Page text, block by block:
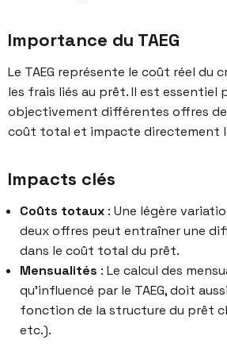
Importance du TAEG
Le TAEG représente le coût réel du
les frais liés au prêt. Il est essentiel
objectivement différentes offres de
coût total et impacte directement
Impacts clés
Coûts totaux : Une légère
deux offres peut entraîner une
dans le coût total du prêt.
Mensualités : Le calcul des
qu’influencé par le TAEG, doit
fonction de la structure du prêt
etc.).